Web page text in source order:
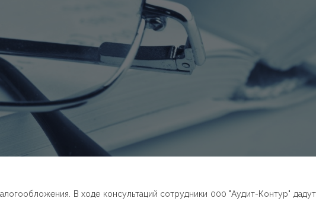
В ходе консультаций сотрудники 000 "Аудит-Контур" дадут